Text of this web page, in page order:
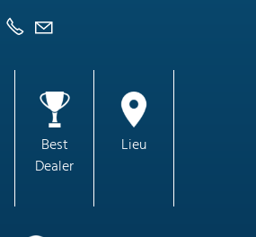
Best
Dealer
Lieu